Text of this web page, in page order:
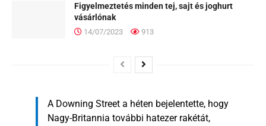
Figyelmeztetés minden tej, sajt és joghurt
vásárlónak
14/07/2023 913
A Downing Street a héten bejelentette, hogy
Nagy-Britannia további hatezer rakétát,